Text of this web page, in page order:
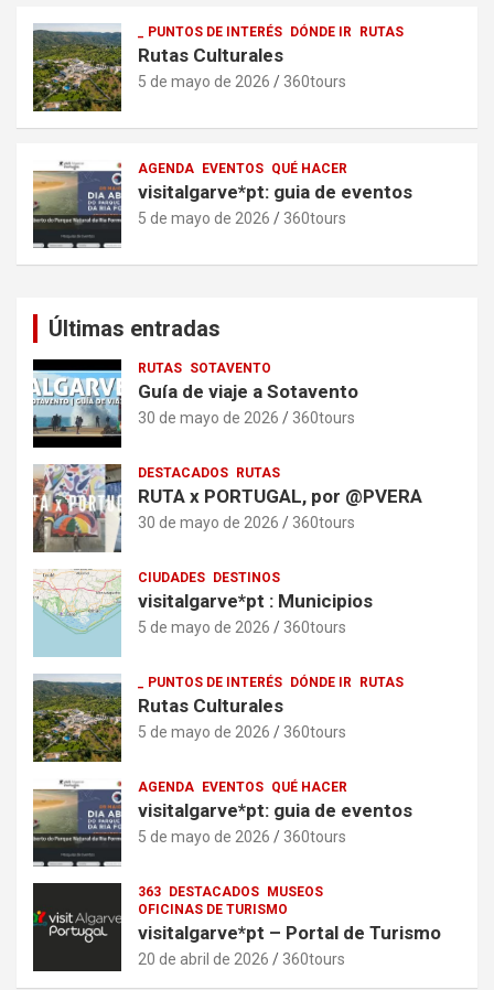
_ PUNTOS DE INTERÉS DÓNDE IR RUTAS
Rutas Culturales
5 de mayo de 2026 360tours
AGENDA EVENTOS QUÉ HACER
visitalgarve*pt: guia de eventos
5 de mayo de 2026 360tours
Últimas entradas
RUTAS SOTAVENTO
Guía de viaje a Sotavento
30 de mayo de 2026 360tours
DESTACADOS RUTAS
RUTA x PORTUGAL, por @PVERA
30 de mayo de 2026 360tours
CIUDADES DESTINOS
visitalgarve*pt : Municipios
5 de mayo de 2026 360tours
_ PUNTOS DE INTERÉS DÓNDE IR RUTAS
Rutas Culturales
5 de mayo de 2026 360tours
AGENDA EVENTOS QUÉ HACER
visitalgarve*pt: guia de eventos
5 de mayo de 2026 360tours
363 DESTACADOS MUSEOS
OFICINAS DE TURISMO
visitalgarve*pt – Portal de Turismo
20 de abril de 2026 360tours